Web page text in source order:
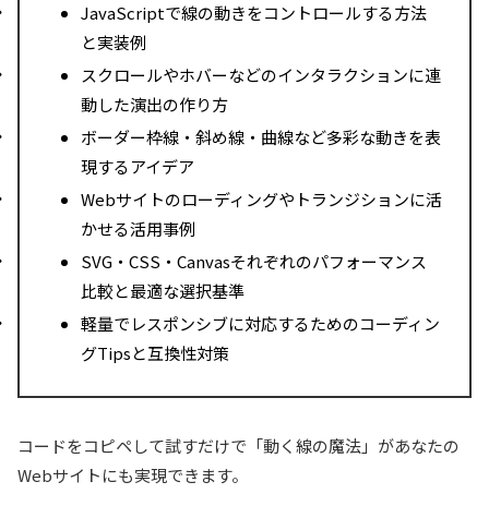
JavaScriptで線の動きをコントロールする方法
と実装例
スクロールやホバーなどのインタラクションに連
動した演出の作り方
ボーダー枠線・斜め線・曲線など多彩な動きを表
現するアイデア
Webサイトのローディングやトランジションに活
かせる活用事例
SVG・CSS・Canvasそれぞれのパフォーマンス
比較と最適な選択基準
軽量でレスポンシブに対応するためのコーディン
グTipsと互換性対策
コードをコピペして試すだけで「動く線の魔法」があなたの
Webサイトにも実現できます。